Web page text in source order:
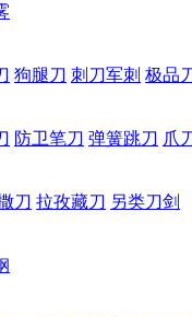
狗腿刀 刺刀军刺 极品
防卫笔刀 弹簧跳刀 爪
刀 拉孜藏刀 另类刀剑